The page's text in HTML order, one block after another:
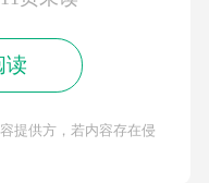
读
提供方，若内容存在侵